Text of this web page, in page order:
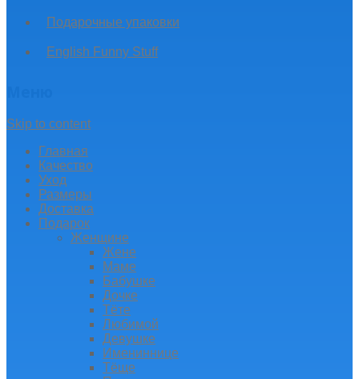
Подарочные упаковки
English Funny Stuff
Skip to content
Главная
Качество
Уход
Размеры
Доставка
Подарок
Женщине
Жене
Маме
Бабушке
Дочке
Тёте
Любимой
Девушке
Имениннице
Тёще